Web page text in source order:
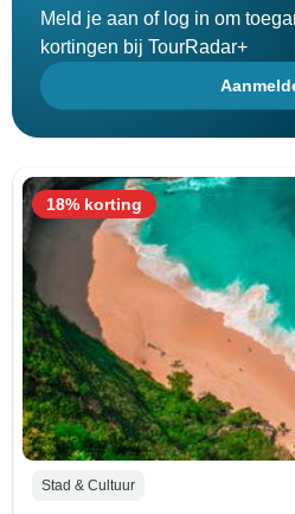
Meld je aan of log in om
kortingen bij TourRadar+
Stad & Cultuur
18% korting